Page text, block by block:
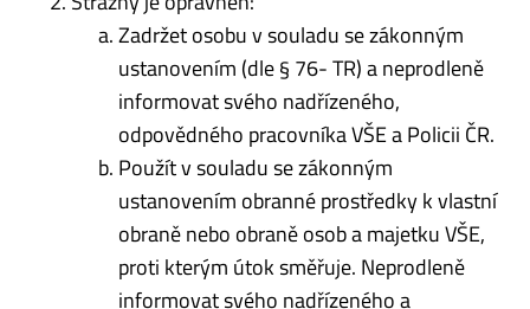
Zadržet osobu v souladu se zákonným
ustanovením (dle § 76- TR) a neprodleně
informovat svého nadřízeného,
odpovědného pracovníka VŠE a Policii ČR.
Použít v souladu se zákonným
ustanovením obranné prostředky k vlastní
obraně nebo obraně osob a majetku VŠE,
proti kterým útok směřuje. Neprodleně
informovat svého nadřízeného a